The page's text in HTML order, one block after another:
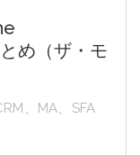
め（ザ・モ
、MA、SFA